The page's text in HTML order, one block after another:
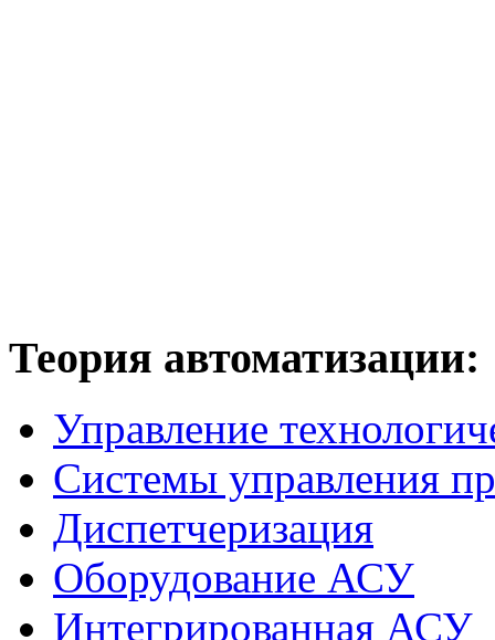
Теория автоматизации:
Управление
Системы управления
Диспетчеризация
Оборудование АСУ
Интегрированная АСУ